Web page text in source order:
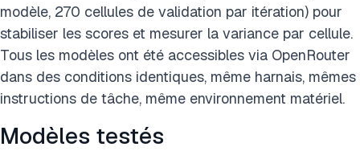
modèle, 270 cellules de validation par itération) pour
stabiliser les scores et mesurer la variance par cellule.
Tous les modèles ont été accessibles via OpenRouter
dans des conditions identiques, même harnais, mêmes
instructions de tâche, même environnement matériel.
Modèles testés